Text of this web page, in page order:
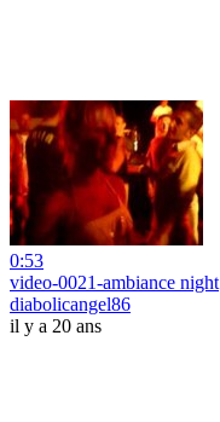
0:53
video-0021-ambiance night
diabolicangel86
il y a 20 ans